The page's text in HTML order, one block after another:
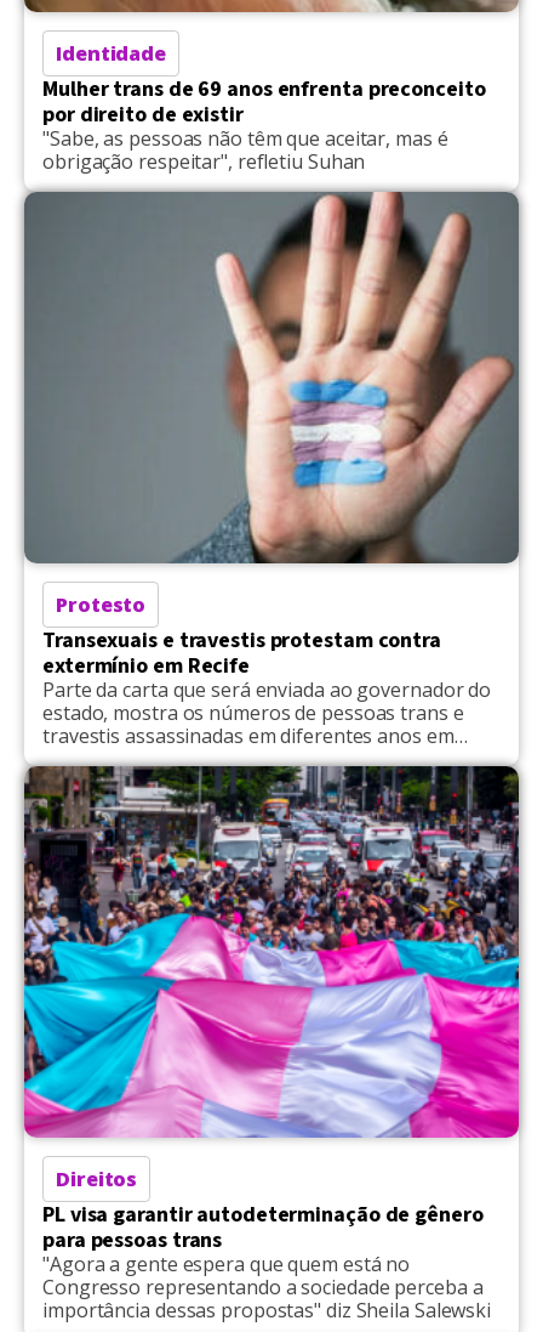
Identidade
Mulher trans de 69 anos enfrenta preconceito
por direito de existir
"Sabe, as pessoas não têm que aceitar, mas é
obrigação respeitar", refletiu Suhan
Protesto
Transexuais e travestis protestam contra
extermínio em Recife
Parte da carta que será enviada ao governador do
estado, mostra os números de pessoas trans e
travestis assassinadas em diferentes anos em
Pernambuco
Direitos
PL visa garantir autodeterminação de gênero
para pessoas trans
"Agora a gente espera que quem está no
Congresso representando a sociedade perceba a
importância dessas propostas" diz Sheila Salewski